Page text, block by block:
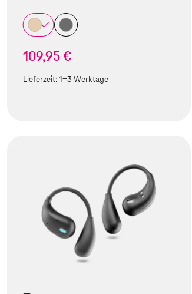
109,95 €
Lieferzeit:1-3 Werktage